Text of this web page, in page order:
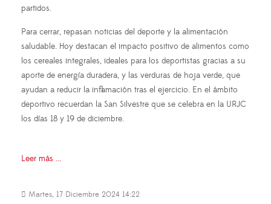
partidos.
Para cerrar, repasan noticias del deporte y la alimentación
saludable. Hoy destacan el impacto positivo de alimentos como
los cereales integrales, ideales para los deportistas gracias a su
aporte de energía duradera, y las verduras de hoja verde, que
ayudan a reducir la inflamación tras el ejercicio. En el ámbito
deportivo recuerdan la San Silvestre que se celebra en la URJC
los días 18 y 19 de diciembre.
Leer más ...
Martes, 17 Diciembre 2024 14:22